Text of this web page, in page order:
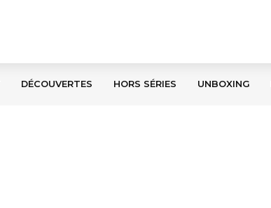
DÉCOUVERTES HORS SÉRIES UNBOXING